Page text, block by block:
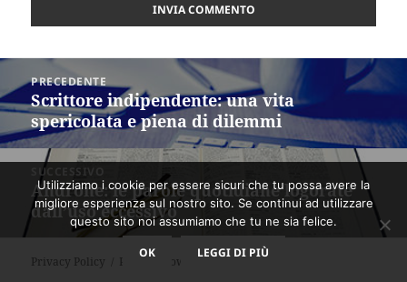
articoliPRECEDENTE
Articolo
precedente:
Scrittore indipendente: una vita
spericolata e piena di dilemmi
SUCCESSIVO
Articolo
successivo:
Androne: le parole quotidiane logorate
dall’uso eccessivo
Privacy Policy Proudly powered by WordPress
Utilizziamo i cookie per essere sicuri che tu possa avere la
migliore esperienza sul nostro sito. Se continui ad utilizzare
questo sito noi assumiamo che tu ne sia felice.
OK LEGGI DI PIÙ